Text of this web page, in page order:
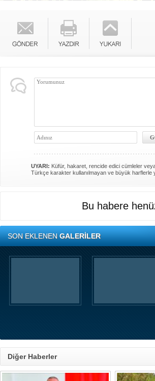
UYARI: Küfür, hakaret, rencide edici cümleler
Türkçe karakter kullanılmayan ve büyük harflerle
Bu habere
SON EKLENENGALERİLER
Diğer Haberler